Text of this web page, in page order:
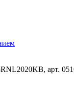
арт.